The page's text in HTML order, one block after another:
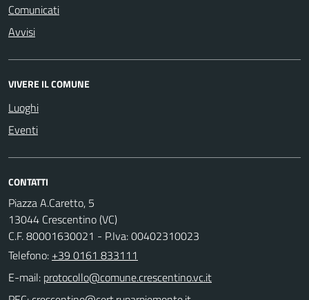
Comunicati
Avvisi
VIVERE IL COMUNE
Luoghi
Eventi
CONTATTI
Piazza A.Caretto, 5
13044 Crescentino (VC)
C.F. 80001630021 - P.Iva: 00402310023
Telefono: +39 0161 833111
E-mail: